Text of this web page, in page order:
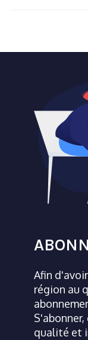
Afin
région au
qualité et